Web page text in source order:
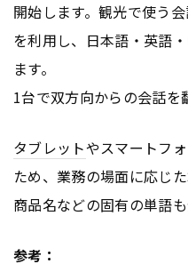
開始します。観光で使う
を利用し、日本語・英語
ます。
1台で双方向からの会話を
タブレットやスマートフ
ため、業務の場面に応じ
商品名などの固有の単語も
参考：